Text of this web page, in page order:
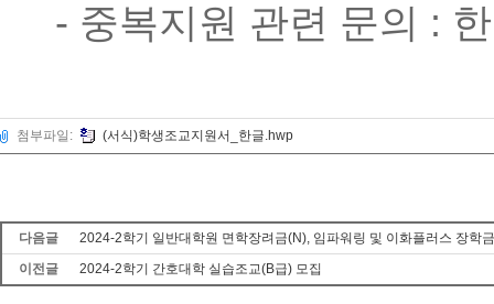
- 중복지원 관련 문의 :
첨부파일: (서식)학생조교지원서_한글.hwp
다음글
2024-2학기 일반대학원 면학장려금(N), 임파워링 및 이화플러스 장학
이전글
2024-2학기 간호대학 실습조교(B급) 모집